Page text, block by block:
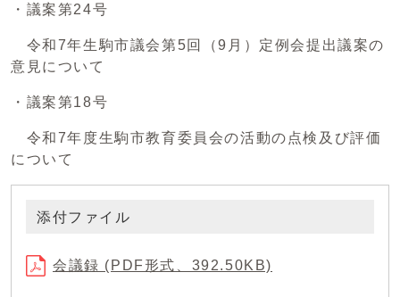
・議案第24号
令和7年生駒市議会第5回（9月）定例会提出議案の
意見について
・議案第18号
令和7年度生駒市教育委員会の活動の点検及び評価
について
添付ファイル
会議録 (PDF形式、392.50KB)